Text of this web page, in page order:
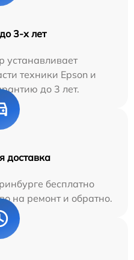
3-х лет
устанавливает
техники Epson и
до 3 лет.
доставка
бесплатно
на ремонт и обратно.